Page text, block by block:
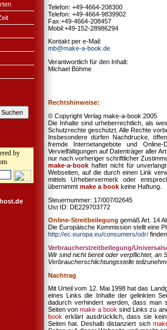
by
Telefon: +49-4664-208300
Telefon: +49-4664-9839902
Fax:+49-4664-208457
Mobil:+49-152-28986294
Kontakt per e-Mail:
mb@make-a-book.de
Verantwortlich für den Inhalt:
Michael Böhme
Rechtshinweise:
© Copyright Verlag make-a-book 2005
Die Inhalte sind urheberrechtlich, als
Schutzrechte geschützt. Alle Rechte
Insbesondere dürfen Nachdrucke,
fremde Internetangebote und
Vervielfältigungen auf Datenträger aller
nur nach vorheriger schriftlicher
make-a-book haftet nicht für
Webseiten, auf die durch einen Link
mittels Urhebervermerk oder
übernimmt make a book keine Haftung.
Steuernummer: 17/007/02645
Ust ID: DE229703772
Online-Streitbeilegung gemäß Art. 14
Die Europäische Kommission stellt eine
http://ec.europa.eu/consumers/odr/
Verbraucher­streit­beilegung/
Wir sind nicht bereit oder verpflichtet, an
Verbraucherschlichtungsstelle
Nachtrag
Mit Urteil vom 12. Mai 1998 hat das
eines Links die Inhalte der gelinkten
dadurch verhindert werden, dass man
Seiten von make a book sind Links zu
book erklärt ausdrücklich, dass sie
Seiten hat. Deshalb distanziert sich